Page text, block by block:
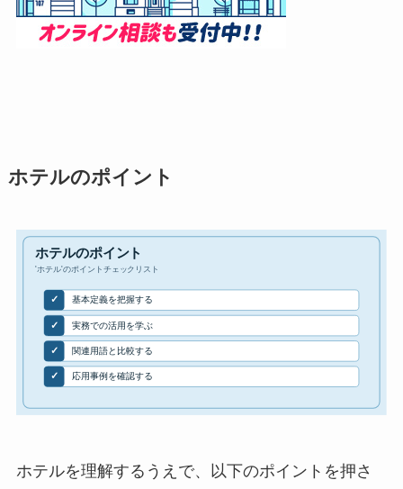
ホテルのポイント
ホテルを理解するうえで、以下のポイントを押さ